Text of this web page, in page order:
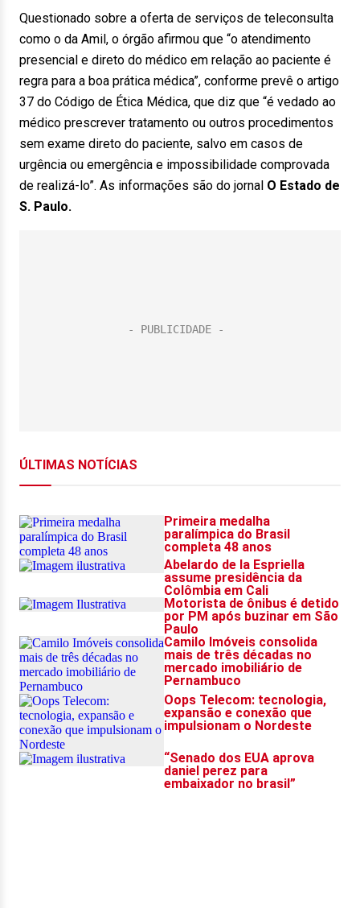
Questionado sobre a oferta de serviços de teleconsulta
como o da Amil, o órgão afirmou que “o atendimento
presencial e direto do médico em relação ao paciente é
regra para a boa prática médica”, conforme prevê o artigo
37 do Código de Ética Médica, que diz que “é vedado ao
médico prescrever tratamento ou outros procedimentos
sem exame direto do paciente, salvo em casos de
urgência ou emergência e impossibilidade comprovada
de realizá-lo”. As informações são do jornal O Estado de
S. Paulo.